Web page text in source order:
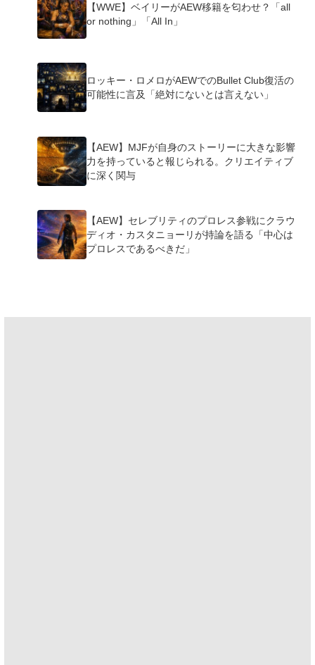
【WWE】ベイリーがAEW移籍を匂わせ？「all
or nothing」「All In」
ロッキー・ロメロがAEWでのBullet Club復活の
可能性に言及「絶対にないとは言えない」
【AEW】MJFが自身のストーリーに大きな影響
力を持っていると報じられる。クリエイティブ
に深く関与
【AEW】セレブリティのプロレス参戦にクラウ
ディオ・カスタニョーリが持論を語る「中心は
プロレスであるべきだ」